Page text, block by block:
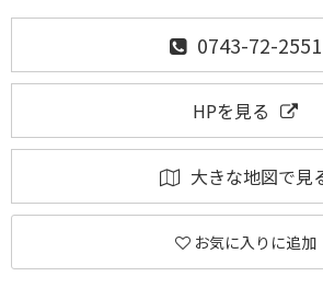
0743-72-2551
HPを見る
大きな地図で見
お気に入りに追加